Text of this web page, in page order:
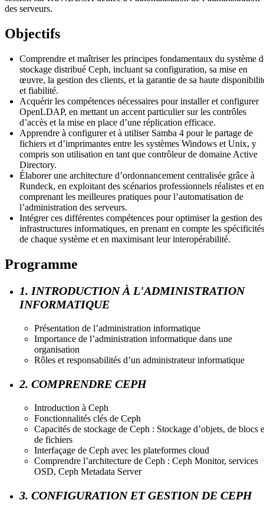
des serveurs.
Objectifs
Comprendre et maîtriser les principes fondamentaux du système
stockage distribué Ceph, incluant sa configuration, sa mise en
œuvre, la gestion des clients, et la garantie de sa haute
et fiabilité.
Acquérir les compétences nécessaires pour installer et configurer
OpenLDAP, en mettant un accent particulier sur les contrôles
d’accès et la mise en place d’une réplication efficace.
Apprendre à configurer et à utiliser Samba 4 pour le partage de
fichiers et d’imprimantes entre les systèmes Windows et Unix, y
compris son utilisation en tant que contrôleur de domaine Active
Directory.
Élaborer une architecture d’ordonnancement centralisée grâce à
Rundeck, en exploitant des scénarios professionnels réalistes et en
comprenant les meilleures pratiques pour l’automatisation de
l’administration des serveurs.
Intégrer ces différentes compétences pour optimiser la gestion des
infrastructures informatiques, en prenant en compte les spécificités
de chaque système et en maximisant leur interopérabilité.
Programme
1. INTRODUCTION À L'ADMINISTRATION
INFORMATIQUE
Présentation de l’administration informatique
Importance de l’administration informatique dans une
organisation
Rôles et responsabilités d’un administrateur informatique
2. COMPRENDRE CEPH
Introduction à Ceph
Fonctionnalités clés de Ceph
Capacités de stockage de Ceph : Stockage d’objets, de blocs
de fichiers
Interfaçage de Ceph avec les plateformes cloud
Comprendre l’architecture de Ceph : Ceph Monitor, services
OSD, Ceph Metadata Server
3. CONFIGURATION ET GESTION DE CEPH